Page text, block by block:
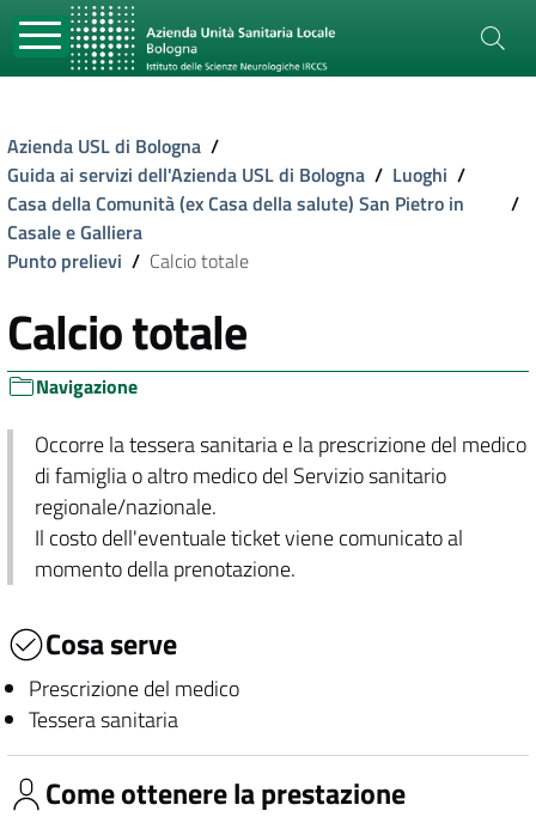
Azienda USL di Bologna /
Guida ai servizi dell'Azienda USL di Bologna / Luoghi /
Casa della Comunità (ex Casa della salute) San Pietro in
Casale e Galliera
/
Punto prelievi / Calcio totale
Calcio totale
Navigazione
Occorre la tessera sanitaria e la prescrizione del medico
di famiglia o altro medico del Servizio sanitario
regionale/nazionale.
Il costo dell'eventuale ticket viene comunicato al
momento della prenotazione.
Cosa serve
Prescrizione del medico
Tessera sanitaria
Come ottenere la prestazione